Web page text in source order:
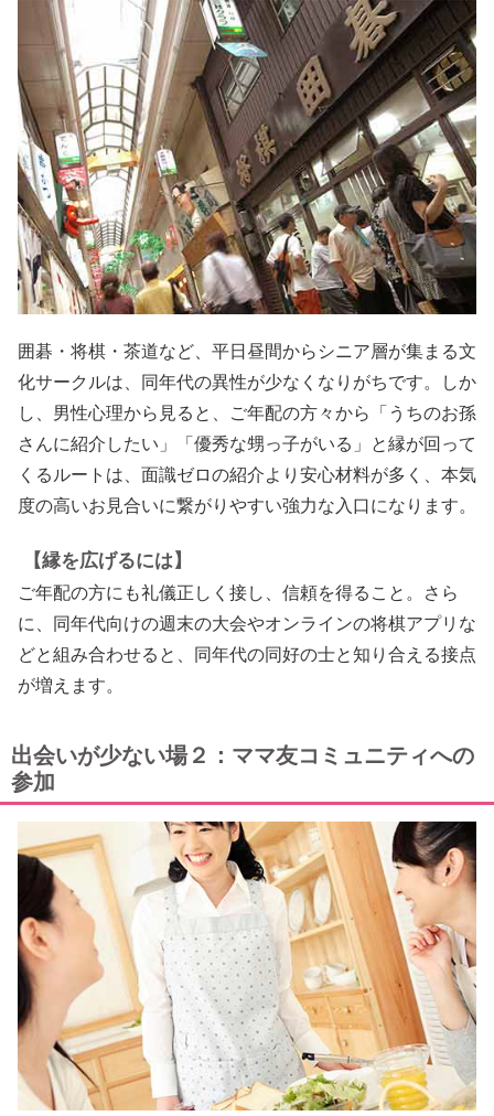
囲碁・将棋・茶道など、平日昼間からシニア層が集まる文
化サークルは、同年代の異性が少なくなりがちです。しか
し、男性心理から見ると、ご年配の方々から「うちのお孫
さんに紹介したい」「優秀な甥っ子がいる」と縁が回って
くるルートは、面識ゼロの紹介より安心材料が多く、本気
度の高いお見合いに繋がりやすい強力な入口になります。
【縁を広げるには】
ご年配の方にも礼儀正しく接し、信頼を得ること。さら
に、同年代向けの週末の大会やオンラインの将棋アプリな
どと組み合わせると、同年代の同好の士と知り合える接点
が増えます。
出会いが少ない場２：ママ友コミュニティへの
参加